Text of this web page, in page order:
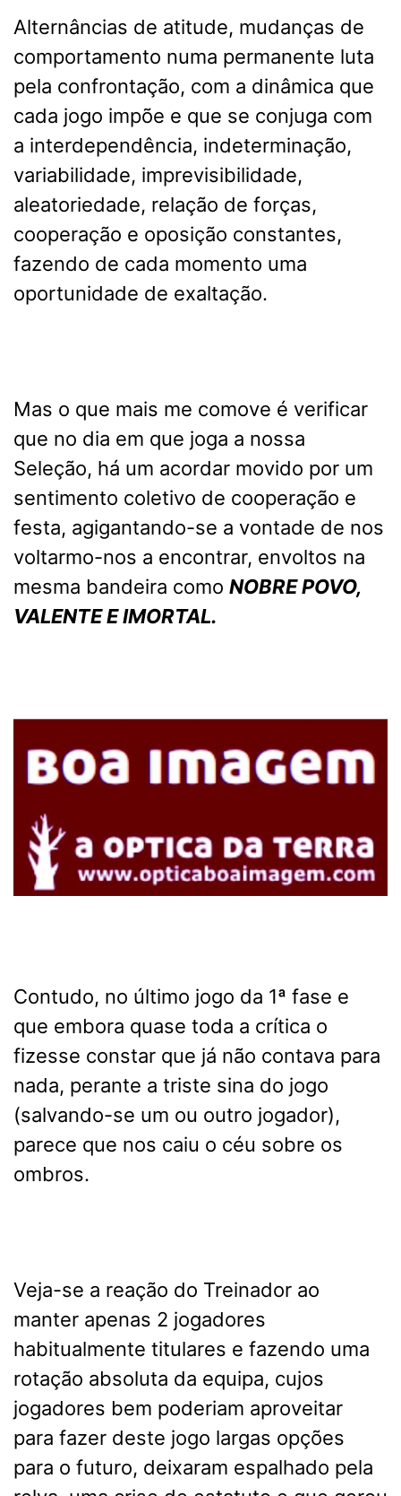
Alternâncias de atitude, mudanças de
comportamento numa permanente luta
pela confrontação, com a dinâmica que
cada jogo impõe e que se conjuga com
a interdependência, indeterminação,
variabilidade, imprevisibilidade,
aleatoriedade, relação de forças,
cooperação e oposição constantes,
fazendo de cada momento uma
oportunidade de exaltação.
Mas o que mais me comove é verificar
que no dia em que joga a nossa
Seleção, há um acordar movido por um
sentimento coletivo de cooperação e
festa, agigantando-se a vontade de nos
voltarmo-nos a encontrar, envoltos na
mesma bandeira como NOBRE POVO,
VALENTE E IMORTAL.
Contudo, no último jogo da 1ª fase e
que embora quase toda a crítica o
fizesse constar que já não contava para
nada, perante a triste sina do jogo
(salvando-se um ou outro jogador),
parece que nos caiu o céu sobre os
ombros.
Veja-se a reação do Treinador ao
manter apenas 2 jogadores
habitualmente titulares e fazendo uma
rotação absoluta da equipa, cujos
jogadores bem poderiam aproveitar
para fazer deste jogo largas opções
para o futuro, deixaram espalhado pela